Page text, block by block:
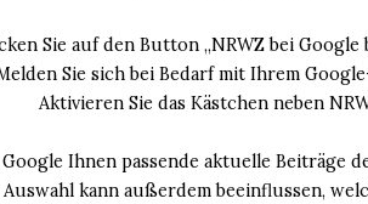
Sie auf den Button „NRWZ bei Google
Sie sich bei Bedarf mit Ihrem
Aktivieren Sie das Kästchen neben
Ihnen passende aktuelle Beiträge
Auswahl kann außerdem beeinflussen,